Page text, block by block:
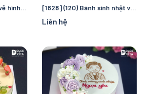
[1897] (90) Bánh kem vẽ hình bà và các cháu – Món quà sinh nhật tặng ông bà [1828] (120) Bánh sinh nhật vẽ tặng Ông Bà - Ghi dấu ấn hạnh phúc
Liên hệ